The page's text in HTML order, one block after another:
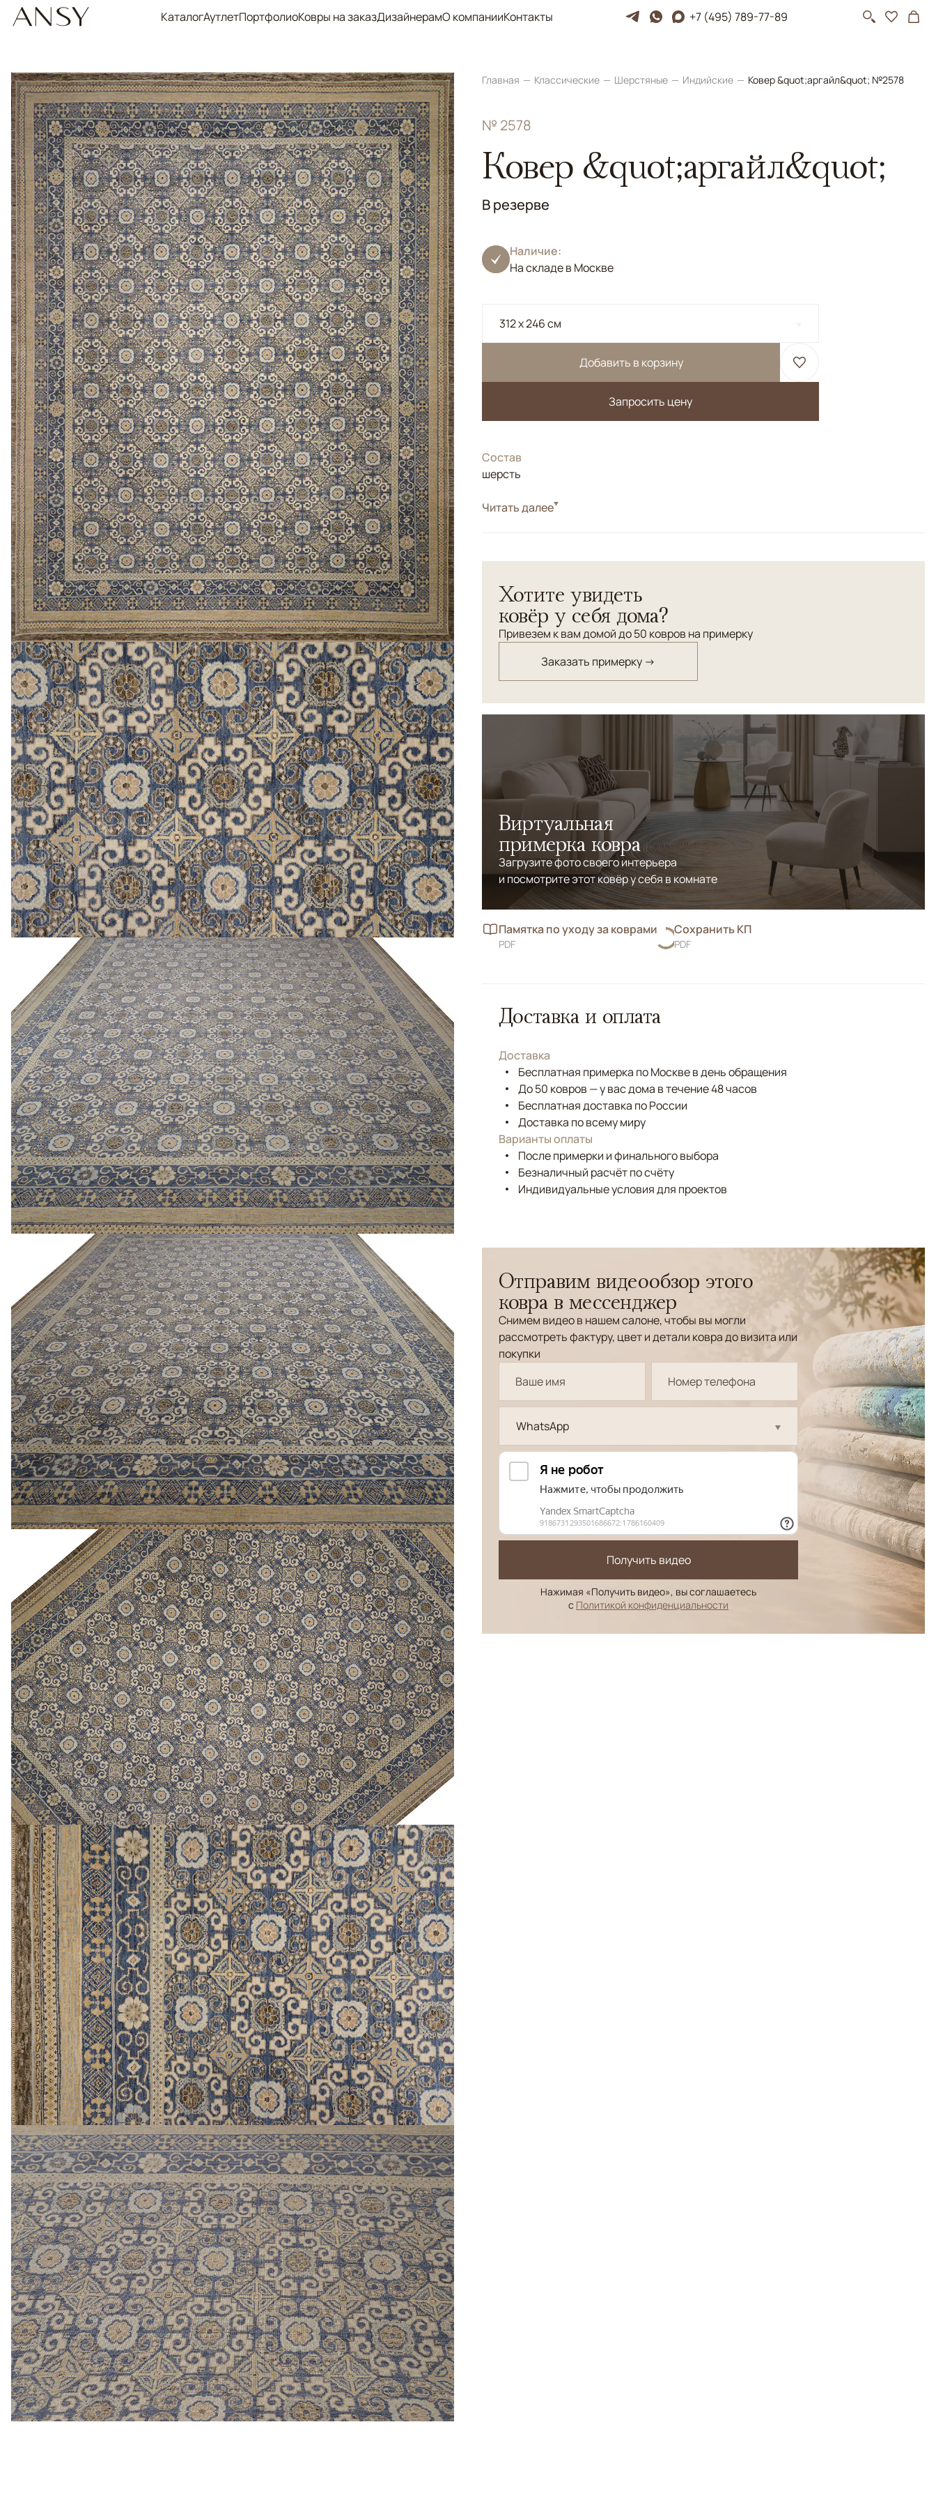
КаталогАутлетПортфолиоКовры на заказДизайнерамО компанииКонтакты +7 (495) 789-77-89
Главная Классические Шерстяные Индийские Ковер &quot;аргайл&quot; №2578
№ 2578
Ковер &quot;аргайл&quot;
В резерве
Наличие:
На складе в Москве
312 x 246 см
Добавить в корзину
Запросить цену
Состав
шерсть
СтильКлассические
применением старинной технологии веретенной крутки нити.
Читать далее
Хотите увидеть
ковёр у себя дома?
Привезем к вам домой до 50 ковров на примерку
Заказать примерку →
Виртуальная
примерка ковра
Загрузите фото своего интерьера
и посмотрите этот ковёр у себя в комнате
Памятка по уходу за коврами
PDF
Сохранить КП
PDF
Доставка и оплата
Доставка
Бесплатная примерка по Москве в день обращения
До 50 ковров — у вас дома в течение 48 часов
Бесплатная доставка по России
Доставка по всему миру
Варианты оплаты
После примерки и финального выбора
Безналичный расчёт по счёту
Индивидуальные условия для проектов
Отправим видеообзор этого
ковра в мессенджер
Снимем видео в нашем салоне, чтобы вы могли
рассмотреть фактуру, цвет и детали ковра до визита или
покупки
WhatsApp
Получить видео
Нажимая «Получить видео», вы соглашаетесь
с Политикой конфиденциальности